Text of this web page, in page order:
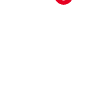
FOBIAS